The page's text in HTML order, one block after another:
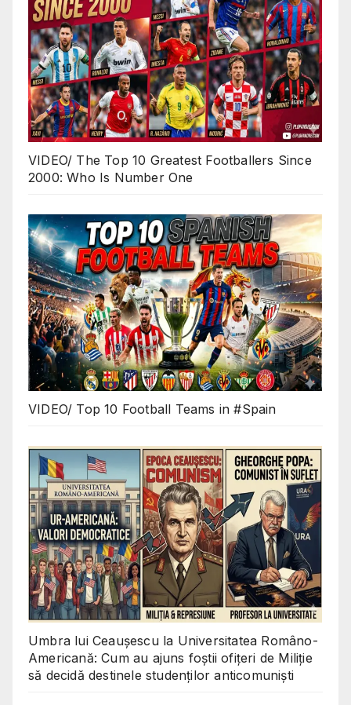
VIDEO/ The Top 10 Greatest Footballers Since
2000: Who Is Number One
VIDEO/ Top 10 Football Teams in #Spain
Umbra lui Ceaușescu la Universitatea Româno-
Americană: Cum au ajuns foștii ofițeri de Miliție
să decidă destinele studenților anticomuniști